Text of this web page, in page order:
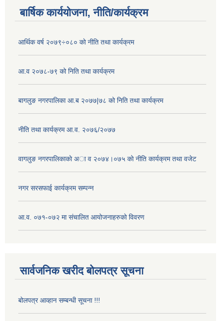
बार्षिक कार्ययोजना, नीति/कार्यक्रम
आर्थिक वर्ष २०७९÷०८० को नीति तथा कार्यक्रम
आ.व २०७८-७९ को निति तथा कार्यक्रम
बागलुङ नगरपालिका आ.ब २०७७|७८ को निति तथा कार्यक्रम
नीति तथा कार्यक्रम आ.व. २०७६/२०७७
वागलुङ नगरपालिकाकाे अा‍ व २०७४।०७५ काे नीति कार्यक्रम तथा वजेट
नगर सरसफाई कार्यक्रम सम्पन्न
आ.व. ०७१-०७२ मा संचालित आयोजनाहरुको विवरण
सार्वजनिक खरीद बोलपत्र सूचना
बोलपत्र आव्हान सम्बन्धी सूचना !!!